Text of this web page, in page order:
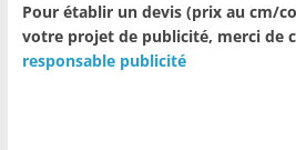
Pour établir un devis (prix au cm/
votre projet de publicité, merci de
responsable publicité